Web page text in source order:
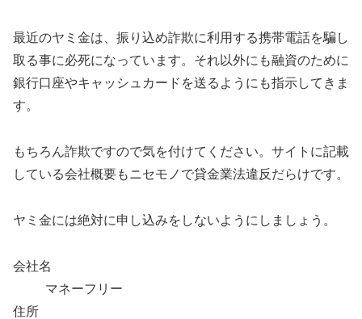
最近のヤミ金は、振り込め詐欺に利用する携帯電話を騙し
取る事に必死になっています。それ以外にも融資のために
銀行口座やキャッシュカードを送るようにも指示してきま
す。
もちろん詐欺ですので気を付けてください。サイトに記載
している会社概要もニセモノで貸金業法違反だらけです。
ヤミ金には絶対に申し込みをしないようにしましょう。
会社名
マネーフリー
住所